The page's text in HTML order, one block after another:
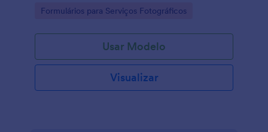
profissionais que oferecem serviços de imagens
O formulário de Envio de fotos, permite o upload de
arquivos de imagens diretamente do dispositivo do
cliente. Este formulário de foto também é
responsivo para dispositivos móveis, portanto,
quando você clicar no botão de upload, selecione
Go to Category:
Formulários para Serviços Fotográficos
Usar Modelo
Visualizar